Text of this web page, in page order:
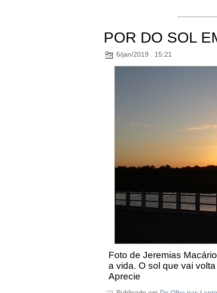
POR DO SOL
6/jan/2019 . 15:21
Foto de Jeremias
a vida. O sol que vai
Aprecie